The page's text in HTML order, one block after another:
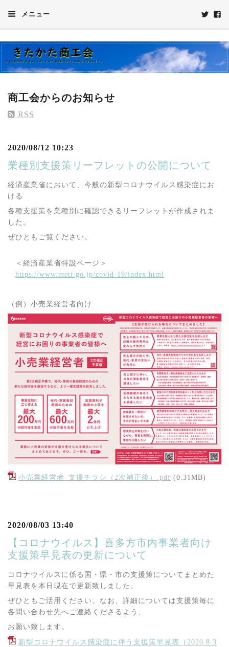
メニュー
商工会からのお知らせ
RSS
2020/08/12 10:23
業種別支援策リーフレットの公開について
経済産業省において、今般の新型コロナウイルス感染症にお
ける
各種支援策を業種別に確認できるリーフレットが作成されま
した。
ぜひともご覧ください。
＜経済産業省特設ページ＞
https://www.meti.go.jp/covid-19/index.html
（例）小売業経営者向け
小売業経営者_支援チラシ（2次補正後）.pdf (0.31MB)
2020/08/03 13:40
【コロナウイルス】喜多方市内事業者向け
支援策早見表の更新について
コロナウイルスに係る国・県・市の支援策についてまとめた
早見表を本日現在で更新致しました。
ぜひともご活用ください。なお、詳細については支援策毎に
各問い合わせ先へご連絡くださるよう、
お願い致します。
新型コロナウイルス感染症に伴う支援策早見表（2020.8.3